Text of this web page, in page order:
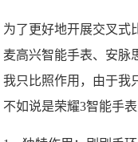
为了更好地开展交叉式
麦高兴智能手表、安脉
我只比照作用，由于我
不如说是荣耀3智能手表